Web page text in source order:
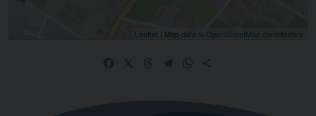
Leaflet | Map data © OpenStreetMap contributors